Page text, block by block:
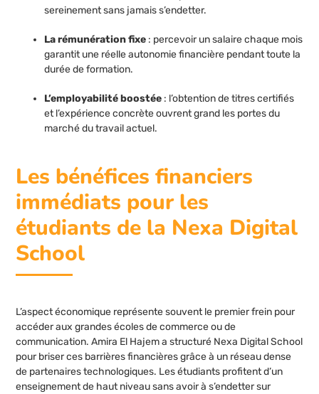
sereinement sans jamais s’endetter.
La rémunération fixe : percevoir un salaire chaque mois
garantit une réelle autonomie financière pendant toute la
durée de formation.
L’employabilité boostée : l’obtention de titres certifiés
et l’expérience concrète ouvrent grand les portes du
marché du travail actuel.
Les bénéfices financiers
immédiats pour les
étudiants de la Nexa Digital
School
L’aspect économique représente souvent le premier frein pour
accéder aux grandes écoles de commerce ou de
communication. Amira El Hajem a structuré Nexa Digital School
pour briser ces barrières financières grâce à un réseau dense
de partenaires technologiques. Les étudiants profitent d’un
enseignement de haut niveau sans avoir à s’endetter sur